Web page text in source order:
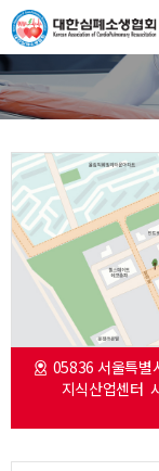
05836 서울특별
지식산업센터